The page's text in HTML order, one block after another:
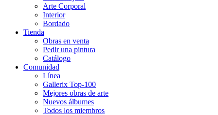
Arte Corporal
Interior
Bordado
Tienda
Obras en venta
Pedir una pintura
Catálogo
Comunidad
Línea
Gallerix Top-100
Mejores obras de arte
Nuevos álbumes
Todos los miembros